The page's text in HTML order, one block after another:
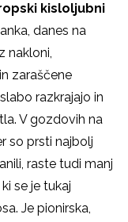
kisloljubni
danes na
nakloni,
zaraščene
razkrajajo in
V gozdovih na
so prsti najbolj
raste tudi manj
ki se je tukaj
Je pionirska,